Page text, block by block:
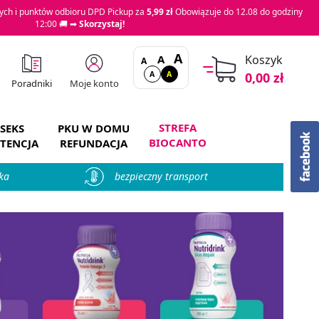
i punktów odbioru DPD Pickup za 5,99 złObowiązuje do 12.08 do godziny
12:00 🚚 ➡Skorzystaj!
Poradniki Moje konto
A A A
A A
Koszyk
0,00 zł
SEKS
PKU W DOMU
REFUNDACJA
STREFA
BIOCANTO
bezpieczny transport